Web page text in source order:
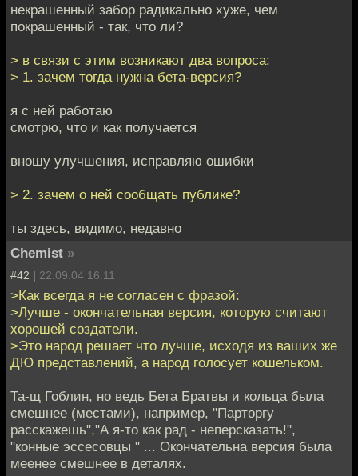
некрашенный забор радикально хуже, чем
покрашенный - так, что ли?
> в связи с этим возникают два вопроса:
> 1. зачем тогда нужна бета-версия?
я с ней работаю
смотрю, что и как получается
вношу улучшения, исправляю ошибки
> 2. зачем о ней сообщать публике?
ты здесь, видимо, недавно
Chemist »
#42 | 22.09.04 16:11
>Как всегда я не согласен с фразой:
>Лучше - окончательная версия, которую считают
хорошей создатели.
>Это народ решает что лучше, исходя из ваших же
ДЮ представлений, а народ голосует кошельком.
Та-щ Гоблин, но ведь Бета Братвы и кольца была
смешнее (местами), например, "Парторгу
расскажешь","А я-то как рад - неперсказать!",
"конные эссесовцы " ... Окончательна версия была
меенее смешнее в деталях.